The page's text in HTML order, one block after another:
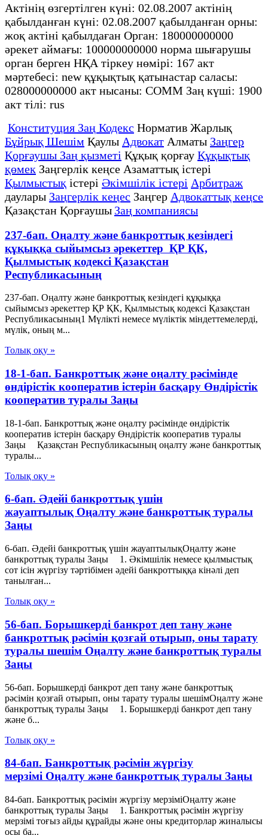
Актінің өзгертілген күні: 02.08.2007 актінің
қабылданған күні: 02.08.2007 қабылданған орны:
жоқ актіні қабылдаған Орган: 180000000000
әрекет аймағы: 100000000000 норма шығарушы
орган берген НҚА тіркеу нөмірі: 167 акт
мәртебесі: new құқықтық қатынастар саласы:
028000000000 акт нысаны: COMM Заң күші: 1900
акт тілі: rus
Конституция Заң Кодекс Норматив Жарлық
Бұйрық Шешім Қаулы Адвокат Алматы Заңгер
Қорғаушы Заң қызметі Құқық қорғау Құқықтық
қөмек Заңгерлік кеңсе Азаматтық істері
Қылмыстық істері Әкімшілік істері Арбитраж
даулары Заңгерлік кеңес Заңгер Адвокаттық кеңсе
Қазақстан Қорғаушы Заң компаниясы
237-бап. Оңалту және банкроттық кезіндегі
құқыққа сыйымсыз әрекеттер ҚР ҚК,
Қылмыстық кодексi Қазақстан
Республикасының
237-бап. Оңалту және банкроттық кезіндегі құқыққа
сыйымсыз әрекеттер ҚР ҚК, Қылмыстық кодексi Қазақстан
Республикасының1 Мүлiктi немесе мүлiктiк мiндеттемелердi,
мүлiк, оның м...
Толық оқу »
18-1-бап. Банкроттық және оңалту рәсімінде
өндірістік кооператив iстерiн басқару Өндiрiстiк
кооператив туралы Заңы
18-1-бап. Банкроттық және оңалту рәсімінде өндірістік
кооператив iстерiн басқару Өндiрiстiк кооператив туралы
Заңы Қазақстан Республикасының оңалту және банкроттық
туралы...
Толық оқу »
6-бап. Әдейі банкроттық үшін
жауаптылық Оңалту және банкроттық туралы
Заңы
6-бап. Әдейі банкроттық үшін жауаптылықОңалту және
банкроттық туралы Заңы 1. Әкімшілік немесе қылмыстық
сот ісін жүргізу тәртібімен әдейі банкроттыққа кінәлі деп
танылған...
Толық оқу »
56-бап. Борышкердi банкрот деп тану және
банкроттық рәсімін қозғай отырып, оны тарату
туралы шешiм Оңалту және банкроттық туралы
Заңы
56-бап. Борышкердi банкрот деп тану және банкроттық
рәсімін қозғай отырып, оны тарату туралы шешiмОңалту және
банкроттық туралы Заңы 1. Борышкерді банкрот деп тану
және б...
Толық оқу »
84-бап. Банкроттық рәсімін жүргізу
мерзімі Оңалту және банкроттық туралы Заңы
84-бап. Банкроттық рәсімін жүргізу мерзіміОңалту және
банкроттық туралы Заңы 1. Банкроттық рәсімін жүргізу
мерзімі тоғыз айды құрайды және оны кредиторлар жиналысы
осы ба...